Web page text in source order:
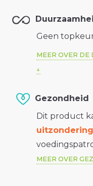
Geen
MEER OVER DE
Gezondheid
Dit product
uitzondering
MEER OVER